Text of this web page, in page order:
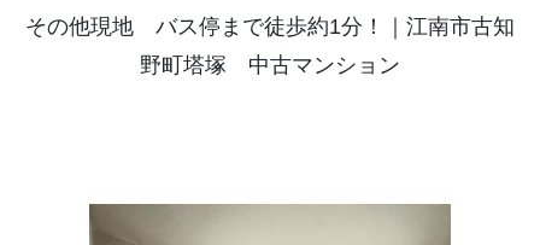
その他現地 バス停まで徒歩約1分！｜江南市古知
野町塔塚 中古マンション